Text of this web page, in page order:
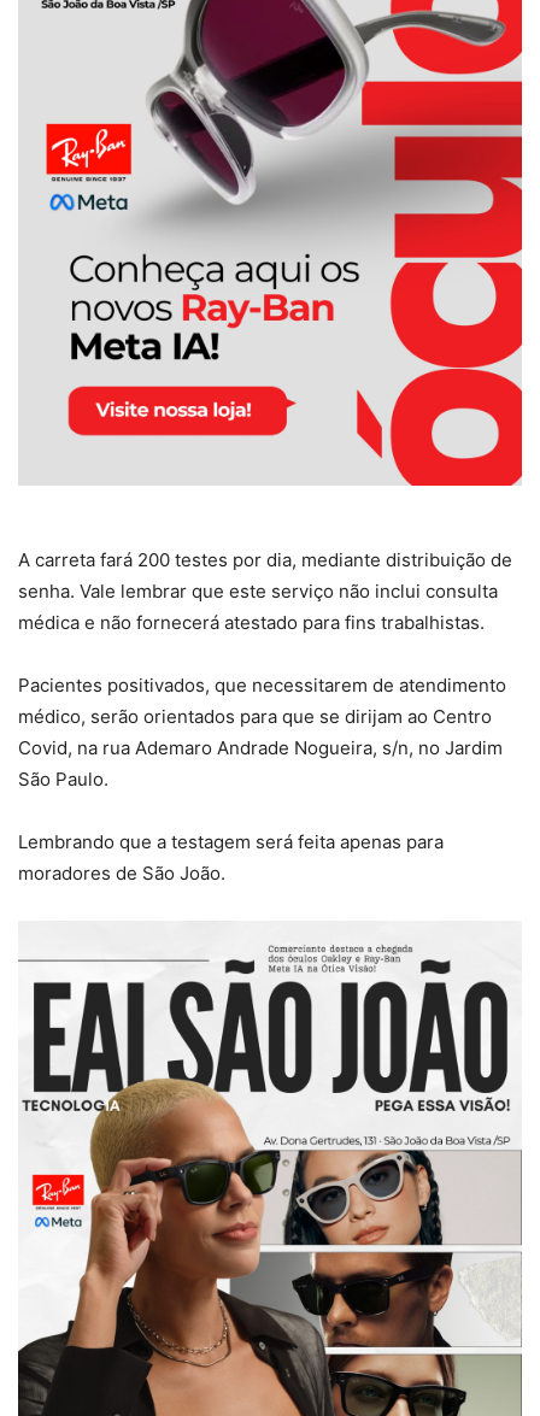
A carreta fará 200 testes por dia, mediante distribuição de
senha. Vale lembrar que este serviço não inclui consulta
médica e não fornecerá atestado para fins trabalhistas.
Pacientes positivados, que necessitarem de atendimento
médico, serão orientados para que se dirijam ao Centro
Covid, na rua Ademaro Andrade Nogueira, s/n, no Jardim
São Paulo.
Lembrando que a testagem será feita apenas para
moradores de São João.